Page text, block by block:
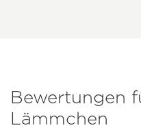
Bewertungen
Lämmchen